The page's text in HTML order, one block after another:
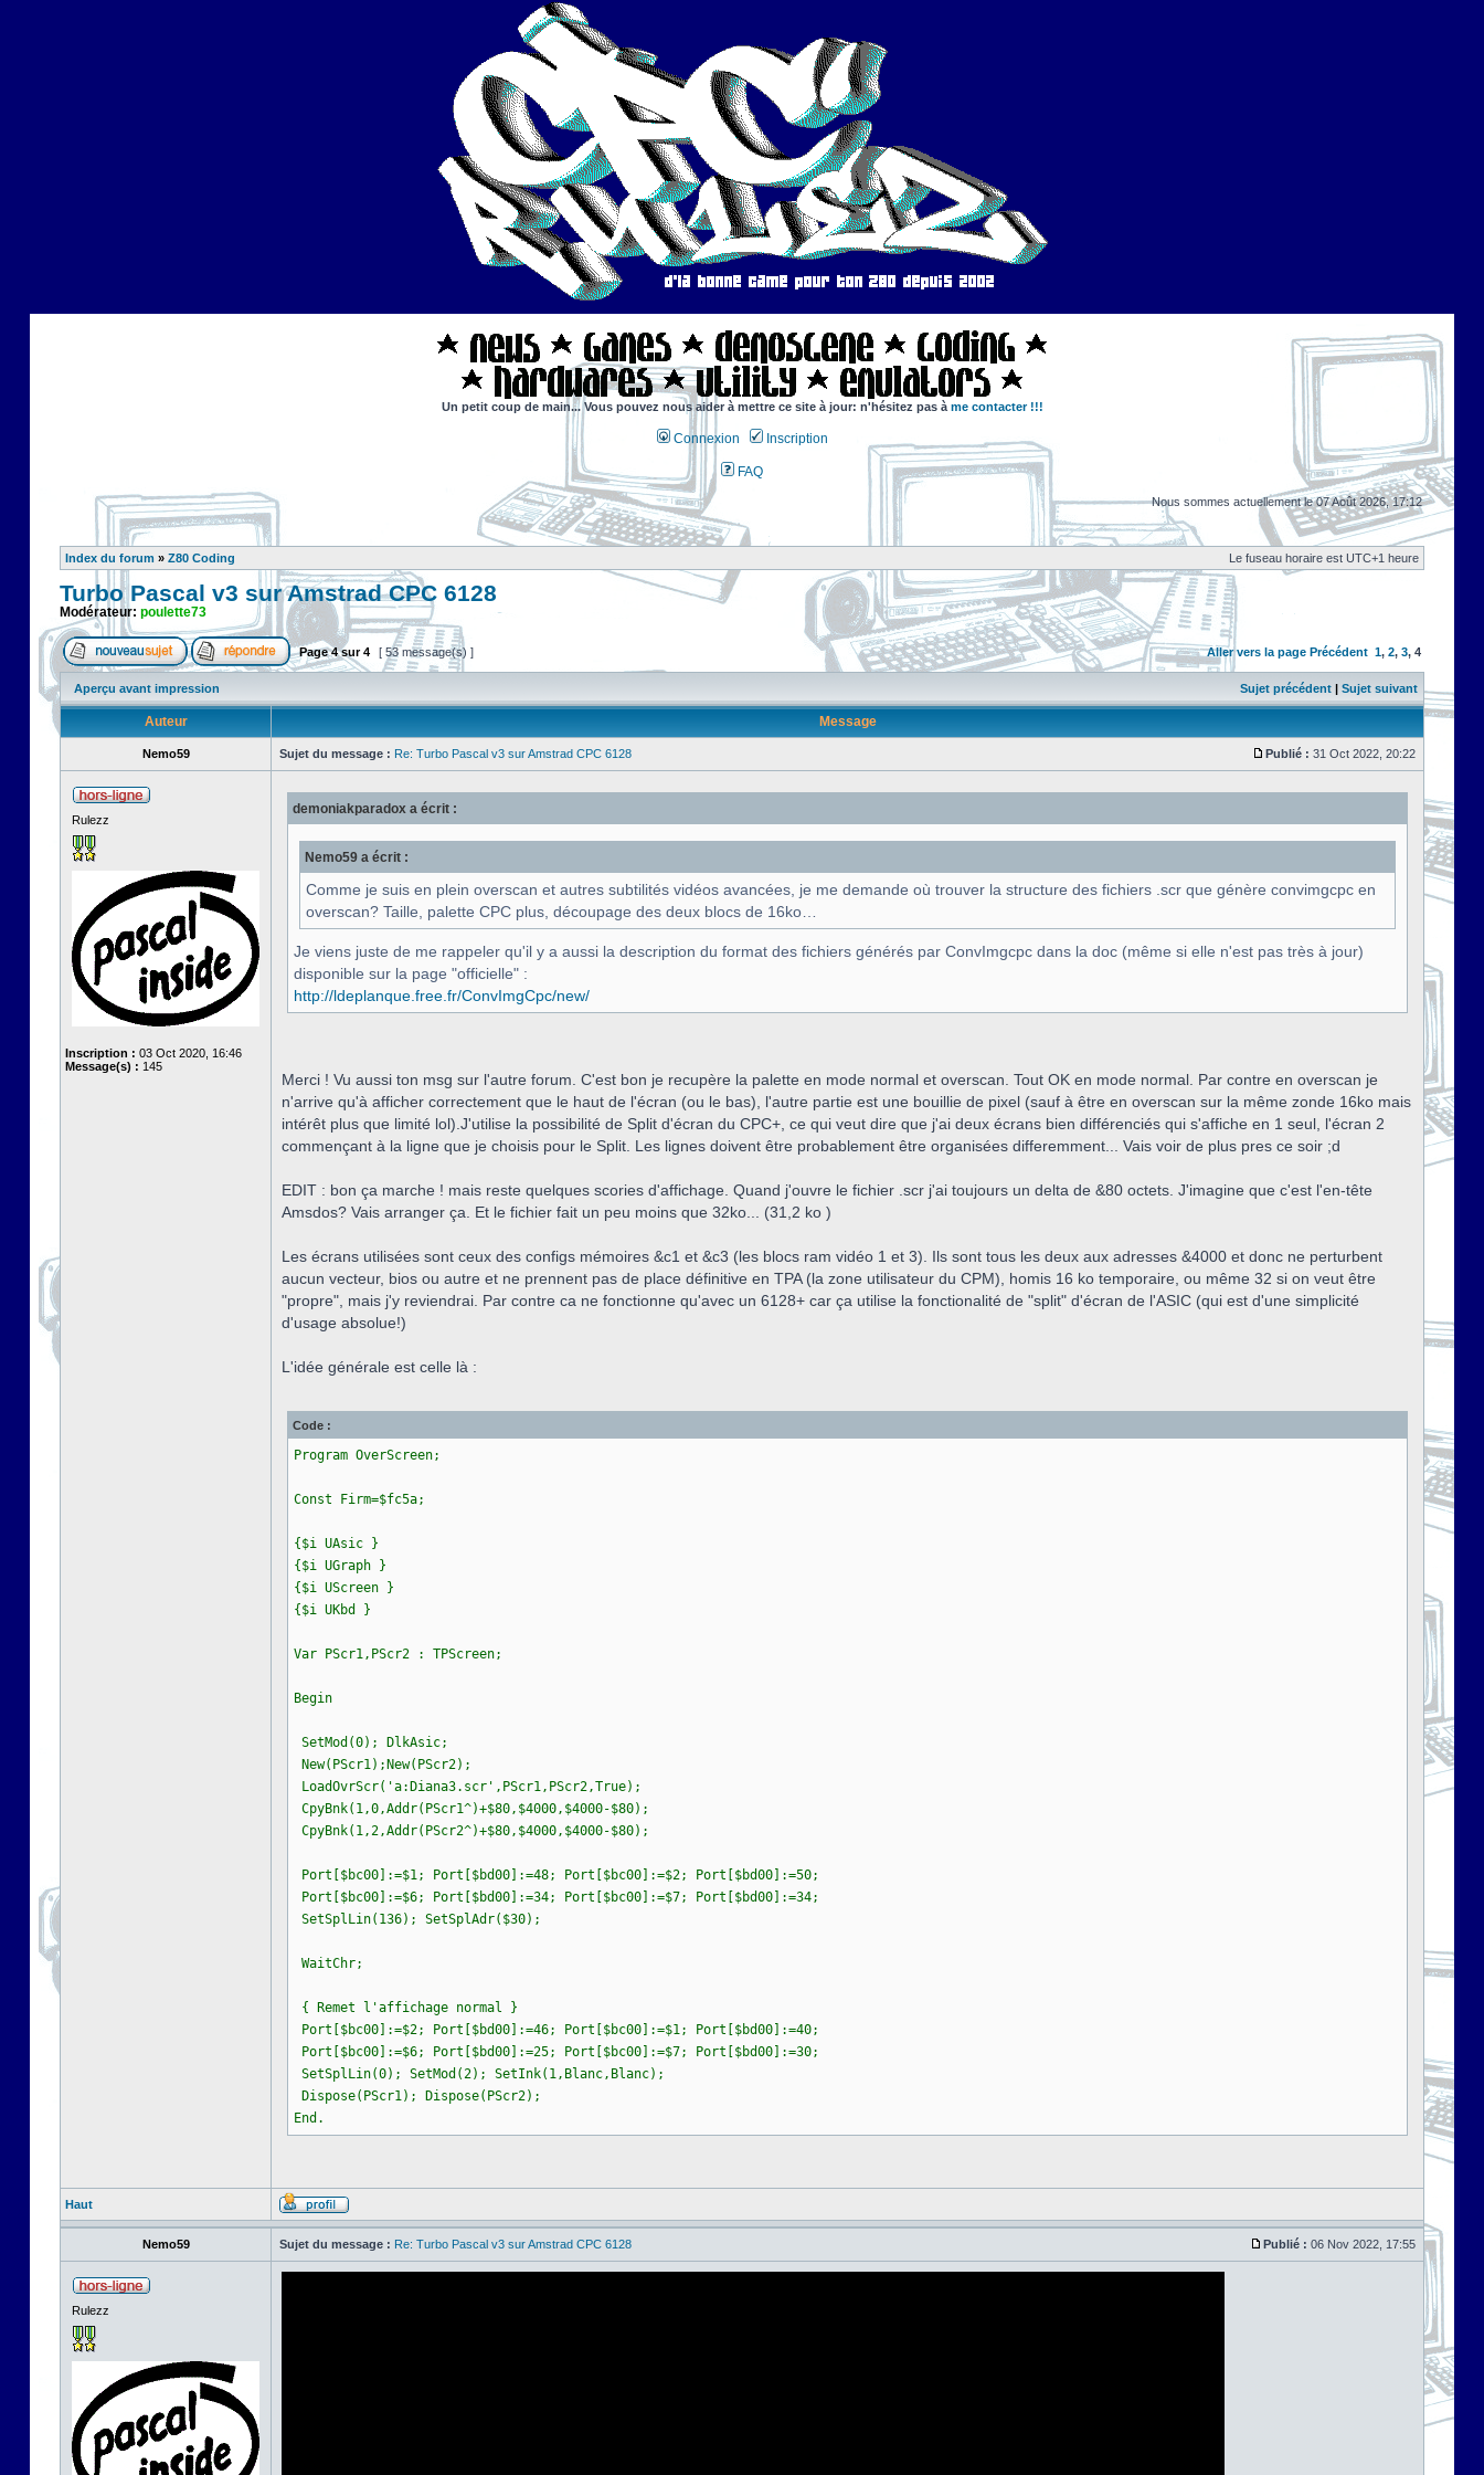
Un petit coup de main... Vous pouvez nous aider à mettre ce site à jour: n'hésitez pas à me contacter !!!
Connexion Inscription
FAQ
Nous sommes actuellement le 07 Août 2026, 17:12
Index du forum » Z80 Coding Le fuseau horaire est UTC+1 heure
Turbo Pascal v3 sur Amstrad CPC 6128
Modérateur: poulette73
Page4sur4 [ 53 message(s) ] Aller vers la page Précédent 1, 2, 3, 4
Aperçu avant impression Sujet précédent | Sujet suivant
Auteur Message
Nemo59 Sujet du message : Re: Turbo Pascal v3 sur Amstrad CPC 6128 Publié : 31 Oct 2022, 20:22
Rulezz
Inscription : 03 Oct 2020, 16:46
Message(s) : 145
demoniakparadox a écrit :
Nemo59 a écrit :
Comme je suis en plein overscan et autres subtilités vidéos avancées, je me demande où trouver la structure des fichiers .scr que génère convimgcpc en
overscan? Taille, palette CPC plus, découpage des deux blocs de 16ko…
Je viens juste de me rappeler qu'il y a aussi la description du format des fichiers générés par ConvImgcpc dans la doc (même si elle n'est pas très à jour)
disponible sur la page "officielle" :
http://ldeplanque.free.fr/ConvImgCpc/new/
Merci ! Vu aussi ton msg sur l'autre forum. C'est bon je recupère la palette en mode normal et overscan. Tout OK en mode normal. Par contre en overscan je
n'arrive qu'à afficher correctement que le haut de l'écran (ou le bas), l'autre partie est une bouillie de pixel (sauf à être en overscan sur la même zonde 16ko mais
intérêt plus que limité lol).J'utilise la possibilité de Split d'écran du CPC+, ce qui veut dire que j'ai deux écrans bien différenciés qui s'affiche en 1 seul, l'écran 2
commençant à la ligne que je choisis pour le Split. Les lignes doivent être probablement être organisées differemment... Vais voir de plus pres ce soir ;d
EDIT : bon ça marche ! mais reste quelques scories d'affichage. Quand j'ouvre le fichier .scr j'ai toujours un delta de &80 octets. J'imagine que c'est l'en-tête
Amsdos? Vais arranger ça. Et le fichier fait un peu moins que 32ko... (31,2 ko )
Les écrans utilisées sont ceux des configs mémoires &c1 et &c3 (les blocs ram vidéo 1 et 3). Ils sont tous les deux aux adresses &4000 et donc ne perturbent
aucun vecteur, bios ou autre et ne prennent pas de place définitive en TPA (la zone utilisateur du CPM), homis 16 ko temporaire, ou même 32 si on veut être
"propre", mais j'y reviendrai. Par contre ca ne fonctionne qu'avec un 6128+ car ça utilise la fonctionalité de "split" d'écran de l'ASIC (qui est d'une simplicité
d'usage absolue!)
L'idée générale est celle là :
Code :
Program OverScreen;
Const Firm=$fc5a;
{$i UAsic }
{$i UGraph }
{$i UScreen }
{$i UKbd }
Var PScr1,PScr2 : TPScreen;
Begin
SetMod(0); DlkAsic;
New(PScr1);New(PScr2);
LoadOvrScr('a:Diana3.scr',PScr1,PScr2,True);
CpyBnk(1,0,Addr(PScr1^)+$80,$4000,$4000-$80);
CpyBnk(1,2,Addr(PScr2^)+$80,$4000,$4000-$80);
Port[$bc00]:=$1; Port[$bd00]:=48; Port[$bc00]:=$2; Port[$bd00]:=50;
Port[$bc00]:=$6; Port[$bd00]:=34; Port[$bc00]:=$7; Port[$bd00]:=34;
SetSplLin(136); SetSplAdr($30);
WaitChr;
{ Remet l'affichage normal }
Port[$bc00]:=$2; Port[$bd00]:=46; Port[$bc00]:=$1; Port[$bd00]:=40;
Port[$bc00]:=$6; Port[$bd00]:=25; Port[$bc00]:=$7; Port[$bd00]:=30;
SetSplLin(0); SetMod(2); SetInk(1,Blanc,Blanc);
Dispose(PScr1); Dispose(PScr2);
End.
Haut
Nemo59 Sujet du message : Re: Turbo Pascal v3 sur Amstrad CPC 6128 Publié : 06 Nov 2022, 17:55
Rulezz